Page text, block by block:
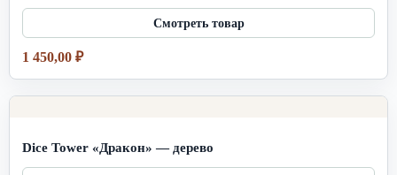
1 450,00 ₽
Dice Tower «Дракон» — дерево